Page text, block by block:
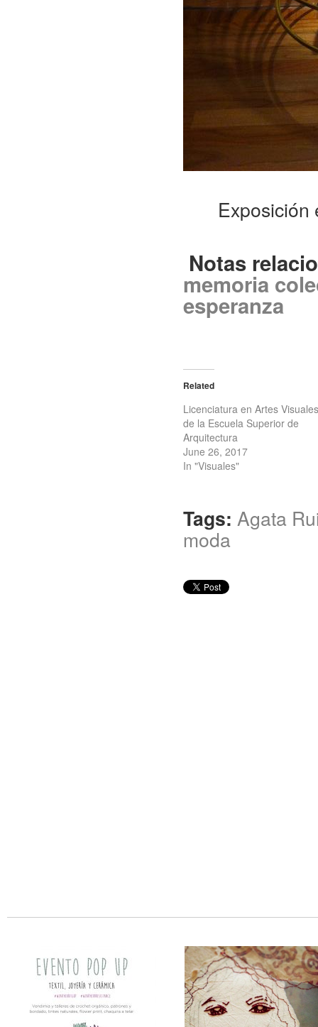
Exposición
Notas
memoria
esperanza
Related
Licenciatura en Artes Visuales
de la Escuela Superior de
Arquitectura
June 26, 2017
In "Visuales"
Tags: Agata
moda